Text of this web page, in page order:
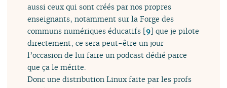
aussi ceux qui sont créés par nos propres
enseignants, notamment sur la Forge des
communs numériques éducatifs [9] que je pilote
directement, ce sera peut-être un jour
l’occasion de lui faire un podcast dédié parce
que ça le mérite.
Donc une distribution Linux faite par les profs